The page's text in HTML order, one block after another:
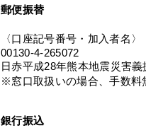
郵便振替
〈口座記号番号・加入者名〉
00130-4-265072
日赤平成28年熊本地震災害
※窓口取扱いの場合、手数料
銀行振込